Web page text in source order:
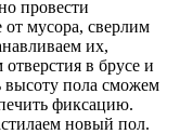
провести
мусора, сверлим
их,
в брусе и
высоту пола сможем
фиксацию.
новый пол.